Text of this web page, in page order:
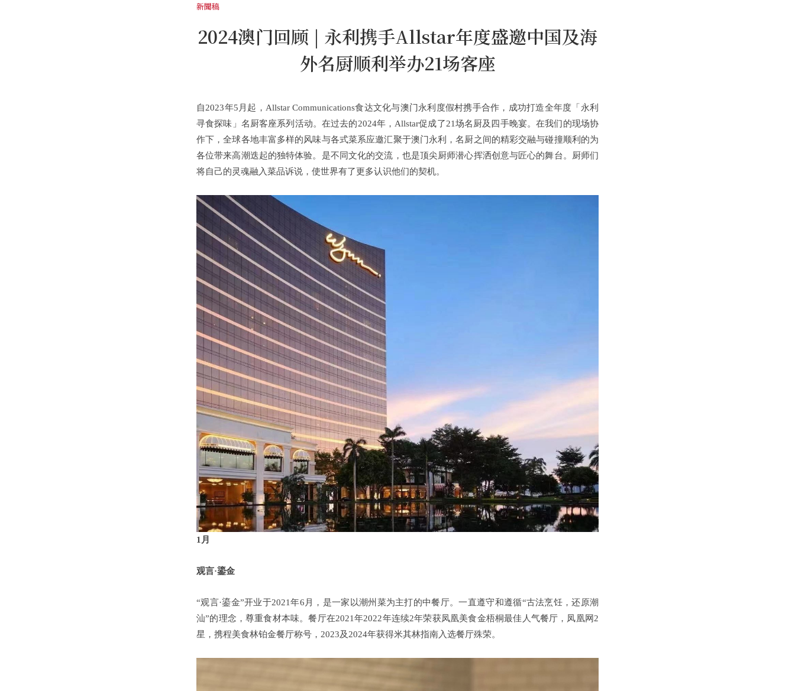
新聞稿
2024澳门回顾 | 永利携手Allstar年度盛邀中国及海
外名厨顺利举办21场客座
自2023年5月起，Allstar Communications食达文化与澳门永利度假村携手合作，成功打造全年度「永利
寻食探味」名厨客座系列活动。在过去的2024年，Allstar促成了21场名厨及四手晚宴。在我们的现场协
作下，全球各地丰富多样的风味与各式菜系应邀汇聚于澳门永利，名厨之间的精彩交融与碰撞顺利的为
各位带来高潮迭起的独特体验。是不同文化的交流，也是顶尖厨师潜心挥洒创意与匠心的舞台。厨师们
将自己的灵魂融入菜品诉说，使世界有了更多认识他们的契机。
1月
观言·鎏金
“观言·鎏金”开业于2021年6月，是一家以潮州菜为主打的中餐厅。一直遵守和遵循“古法烹饪，还原潮
汕”的理念，尊重食材本味。餐厅在2021年2022年连续2年荣获凤凰美食金梧桐最佳人气餐厅，凤凰网2
星，携程美食林铂金餐厅称号，2023及2024年获得米其林指南入选餐厅殊荣。